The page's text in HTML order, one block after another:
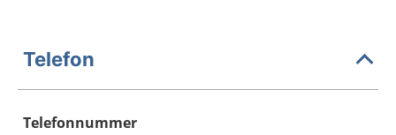
Telefon
Telefonnummer